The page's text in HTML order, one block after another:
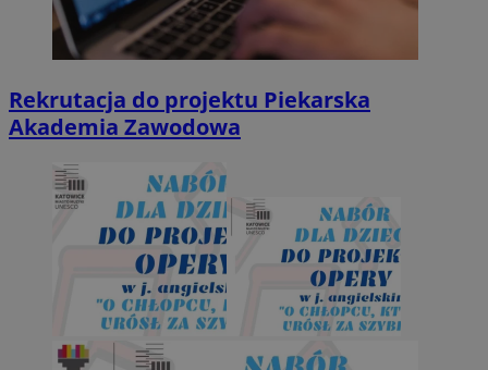
Rekrutacja do projektu Piekarska
Akademia Zawodowa